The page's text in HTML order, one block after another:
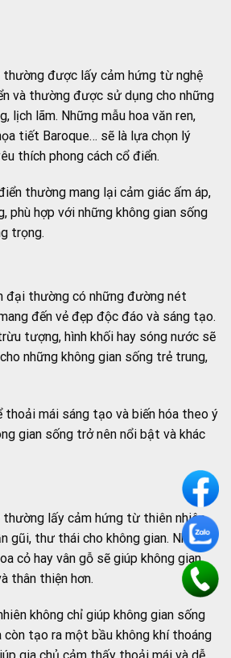
thường được lấy cảm hứng từ nghệ
và thường được sử dụng cho những
lịch lãm. Những mẫu hoa văn ren,
tiết Baroque… sẽ là lựa chọn lý
thích phong cách cổ điển.
thường mang lại cảm giác ấm áp,
phù hợp với những không gian sống
trọng.
đại thường có những đường nét
đến vẻ đẹp độc đáo và sáng tạo.
tượng, hình khối hay sóng nước sẽ
những không gian sống trẻ trung,
mái sáng tạo và biến hóa theo ý
gian sống trở nên nổi bật và khác
thường lấy cảm hứng từ thiên nhiên,
gũi, thư thái cho không gian. Những
cỏ hay vân gỗ sẽ giúp không gian
thân thiện hơn.
không chỉ giúp không gian sống
còn tạo ra một bầu không khí thoáng